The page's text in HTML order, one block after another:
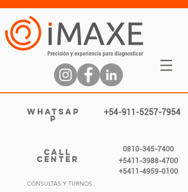
WHATSAP
P
+54-911-5257-7954
CALL
CENTER
0810-345-7400
+5411-3988-4700
+5411-4959-0100
CONSULTAS Y TURNOS